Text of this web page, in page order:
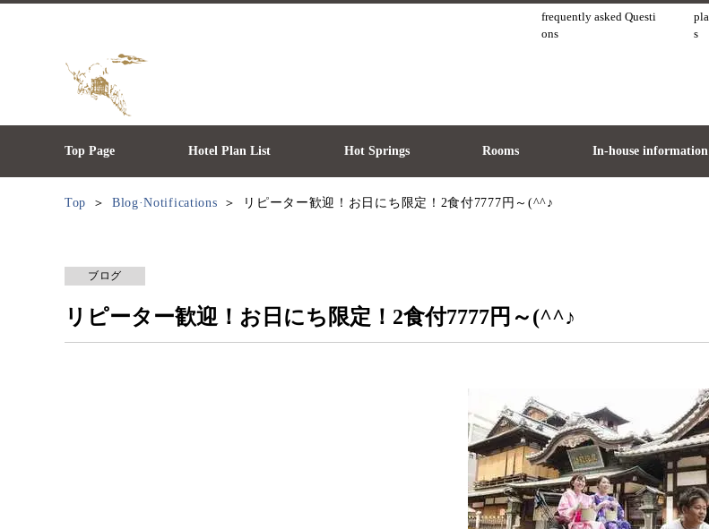
frequently asked Questi
ons
s
Top Page Hotel Plan List Hot Springs Rooms In-house information
Top Blog·Notifications リピーター歓迎！お日にち限定！2食付7777円～(^^♪
ブログ
リピーター歓迎！お日にち限定！2食付7777円～(^^♪